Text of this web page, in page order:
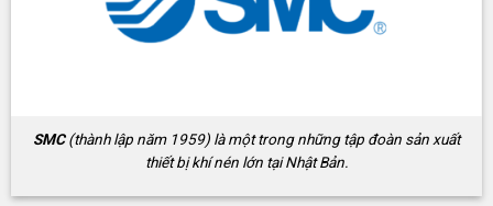
SMC(thành lập năm 1959) là một trong những tập đoàn sản xuất
thiết bị khí nén lớn tại Nhật Bản.